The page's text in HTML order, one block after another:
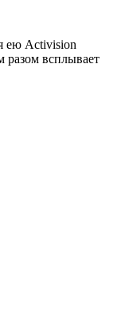
ею Activision
разом всплывает